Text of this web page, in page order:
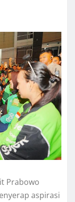
Prabowo
aspirasi